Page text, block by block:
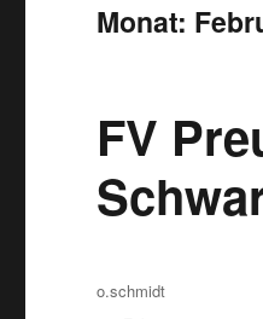
Monat:
FV
Autor
o.schmidt